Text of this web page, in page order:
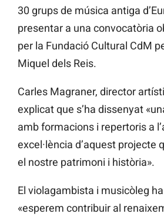
30 grups de música antiga
presentar a una convocatòria
per la Fundació Cultural CdM
Miquel dels Reis.
Carles Magraner, director
explicat que s’ha dissenyat
amb formacions i repertoris a
excel·lència d’aquest projecte
el nostre patrimoni i història».
El violagambista i musicòleg
«esperem contribuir al